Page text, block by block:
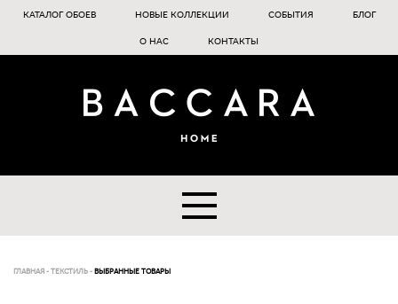
КАТАЛОГ ОБОЕВ НОВЫЕ КОЛЛЕКЦИИ СОБЫТИЯ БЛОГ
О НАС КОНТАКТЫ
ГЛАВНАЯ - ТЕКСТИЛЬ - ВЫБРАННЫЕ ТОВАРЫ